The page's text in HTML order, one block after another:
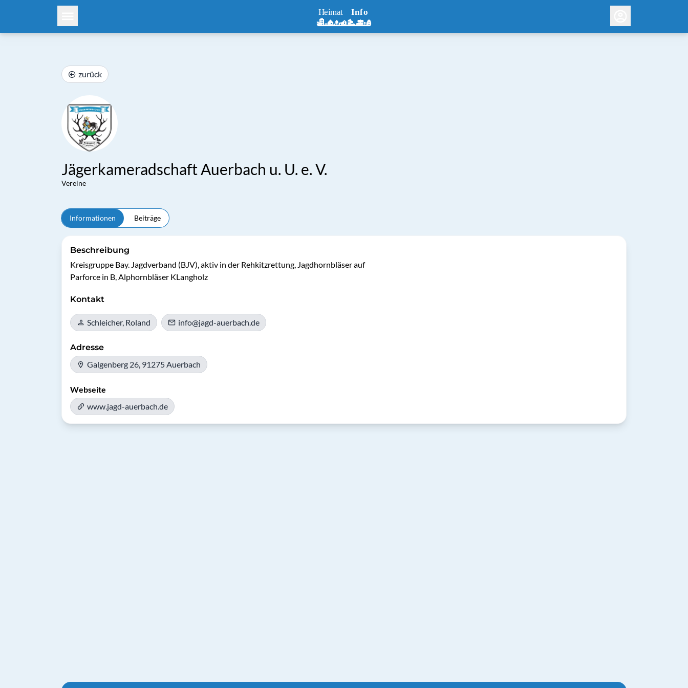
zurück
Jägerkameradschaft Auerbach u. U. e. V.
Vereine
Informationen Beiträge
Beschreibung
Kreisgruppe Bay. Jagdverband (BJV), aktiv in der Rehkitzrettung, Jagdhornbläser auf
Parforce in B, Alphornbläser KLangholz
Kontakt
Schleicher, Roland info@jagd-auerbach.de
Adresse
Galgenberg 26, 91275 Auerbach
Webseite
www.jagd-auerbach.de